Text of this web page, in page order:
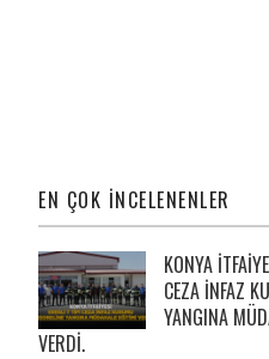
EN ÇOK İNCELENENLER
KONYA
CEZA İNFAZ
YANGINA
VERDİ.